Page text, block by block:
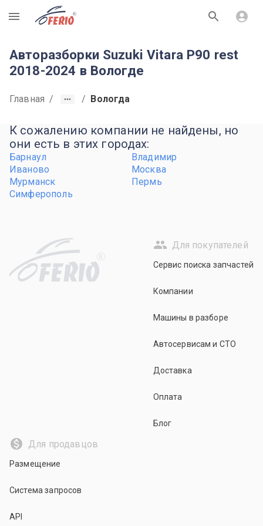
R
Авторазборки Suzuki Vitara P90 rest
2018-2024 в Вологде
Главная / / Вологда
К сожалению компании не найдены, но
они есть в этих городах:
Барнаул
Владимир
Иваново
Москва
Мурманск
Пермь
Симферополь
R
Для покупателей
Сервис поиска запчастей
Компании
Машины в разборе
Автосервисам и СТО
Доставка
Оплата
Блог
Для продавцов
Размещение
Система запросов
API